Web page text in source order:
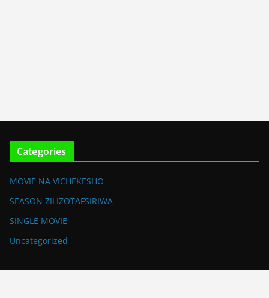
Categories
MOVIE NA VICHEKESHO
SEASON ZILIZOTAFSIRIWA
SINGLE MOVIE
Uncategorized